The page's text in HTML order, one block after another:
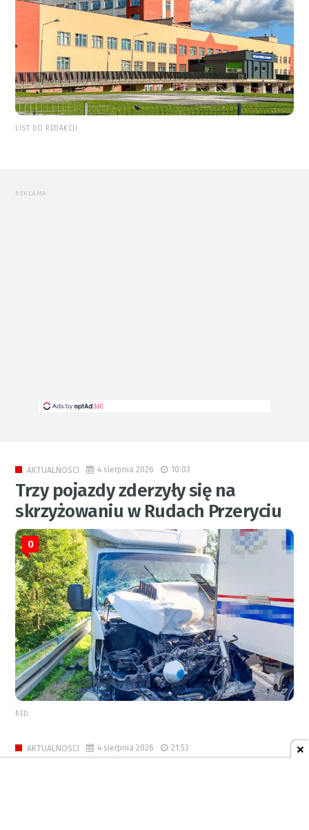
LIST DO REDAKCJI
REKLAMA
AKTUALNOŚCI 4 sierpnia 2026 10:03
Trzy pojazdy zderzyły się na
skrzyżowaniu w Rudach Przeryciu
0
RED.
AKTUALNOŚCI 4 sierpnia 2026 21:53